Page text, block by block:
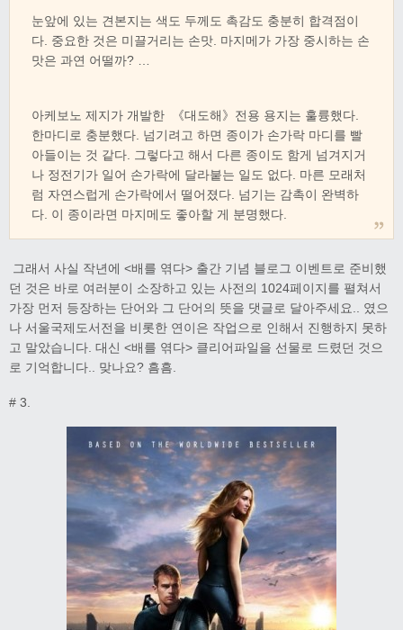
눈앞에 있는 견본지는 색도 두께도 촉감도 충분히 합격점이
다. 중요한 것은 미끌거리는 손맛. 마지메가 가장 중시하는 손
맛은 과연 어떨까? …
아케보노 제지가 개발한 《대도해》전용 용지는 훌륭했다.
한마디로 충분했다. 넘기려고 하면 종이가 손가락 마디를 빨
아들이는 것 같다. 그렇다고 해서 다른 종이도 함게 넘겨지거
나 정전기가 일어 손가락에 달라붙는 일도 없다. 마른 모래처
럼 자연스럽게 손가락에서 떨어졌다. 넘기는 감촉이 완벽하
다. 이 종이라면 마지메도 좋아할 게 분명했다.
그래서 사실 작년에 <배를 엮다> 출간 기념 블로그 이벤트로 준비했
던 것은 바로 여러분이 소장하고 있는 사전의 1024페이지를 펼쳐서
가장 먼저 등장하는 단어와 그 단어의 뜻을 댓글로 달아주세요.. 였으
나 서울국제도서전을 비롯한 연이은 작업으로 인해서 진행하지 못하
고 말았습니다. 대신 <배를 엮다> 클리어파일을 선물로 드렸던 것으
로 기억합니다.. 맞나요? 흠흠.
# 3.